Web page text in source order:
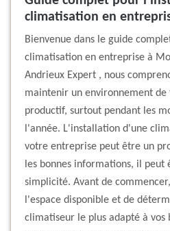
climatisation en
Bienvenue dans le guide
climatisation en entreprise à
Andrieux Expert , nous
maintenir un environnement
productif, surtout pendant les
l'année. L'installation d'une
votre entreprise peut être un
les bonnes informations, il
simplicité. Avant de
l'espace disponible et de
climatiseur le plus adapté à vos